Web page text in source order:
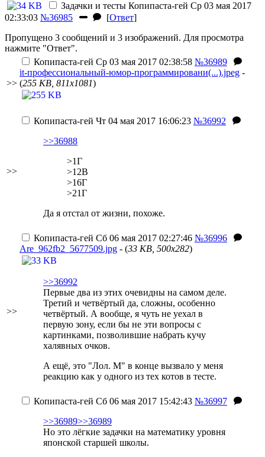
Задачки и тесты Копипаста-гей Ср 03 мая 2017
02:33:03 №36985 [Ответ]
Пропущено 3 сообщений и 3 изображений. Для просмотра
нажмите "Ответ".
>>
Копипаста-гей Ср 03 мая 2017 02:38:58 №36989
it-профессиональный-юмор-программировани(...).jpeg -
(255 KB, 811x1081)
>>
Копипаста-гей Чт 04 мая 2017 16:06:23 №36992
>>36988
>1Г
>12В
>16Г
>21Г
Да я отстал от жизни, похоже.
>>
Копипаста-гей Сб 06 мая 2017 02:27:46 №36996
Are_962fb2_5677509.jpg - (33 KB, 500x282)
>>36992
Первые два из этих очевидны на самом деле.
Третий и четвёртый да, сложны, особенно
четвёртый. А вообще, я чуть не уехал в
первую зону, если бы не эти вопросы с
картинками, позволившие набрать кучу
халявных очков.
А ещё, это "Лол. М" в конце вызвало у меня
реакцию как у одного из тех котов в тесте.
Копипаста-гей Сб 06 мая 2017 15:42:43 №36997
>>36989>>36989
Но это лёгкие задачки на математику уровня
японской старшей школы.